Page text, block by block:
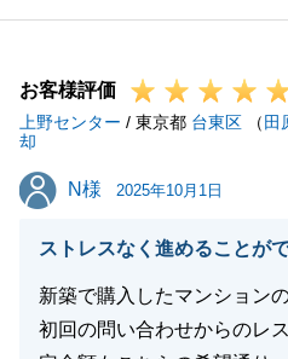
ください。
ご相談くださいませ。
今後ともよろしくお願いい
お客様評価
上野センター / 東京都 台東区 （ 田
却
N様
N様 2025年10月1日
ストレスなく進めることが
新築で購入したマンション
初回の問い合わせからのレ